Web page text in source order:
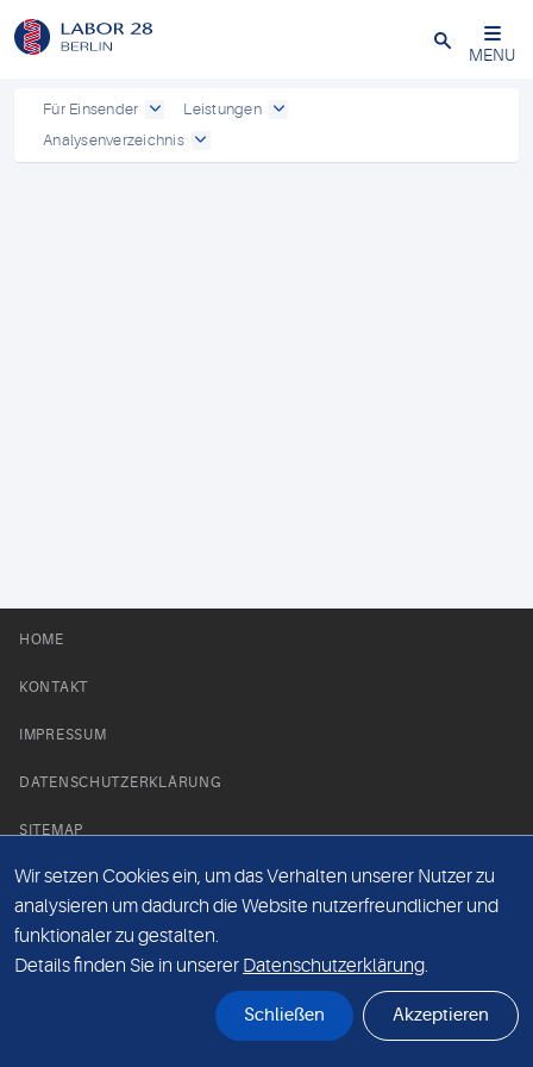
Schließen
MENU
Für Einsender
Leistungen
Analysenverzeichnis
HOME
KONTAKT
IMPRESSUM
DATENSCHUTZERKLÄRUNG
SITEMAP
NEWS PARTNER
Wir setzen Cookies ein, um das Verhalten unserer Nutzer zu
analysieren um dadurch die Website nutzerfreundlicher und
funktionaler zu gestalten.
Details finden Sie in unserer Datenschutzerklärung.
Schließen Akzeptieren